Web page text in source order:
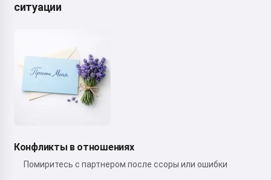
ситуации
Конфликты в отношениях
Помиритесь с партнером после ссоры или ошибки